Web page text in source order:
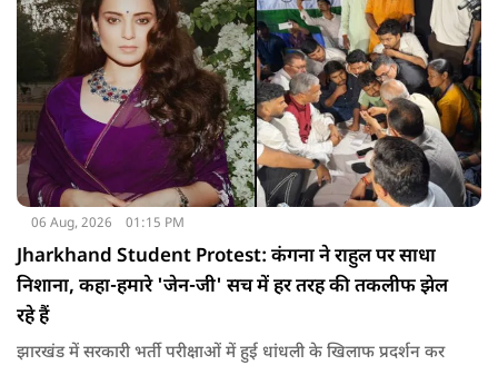
06 Aug, 2026 01:15 PM
Jharkhand Student Protest: कंगना ने राहुल पर साधा
निशाना, कहा-हमारे 'जेन-जी' सच में हर तरह की तकलीफ झेल
रहे हैं
झारखंड में सरकारी भर्ती परीक्षाओं में हुई धांधली के खिलाफ प्रदर्शन कर